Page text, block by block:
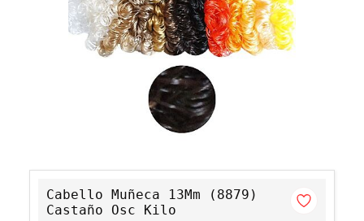
Cabello Muñeca 13Mm (8879)
Castaño Osc Kilo